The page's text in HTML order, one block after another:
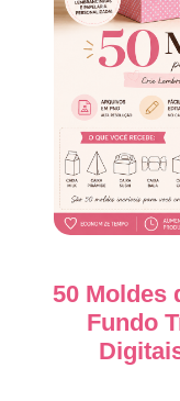
50 Moldes
Fundo